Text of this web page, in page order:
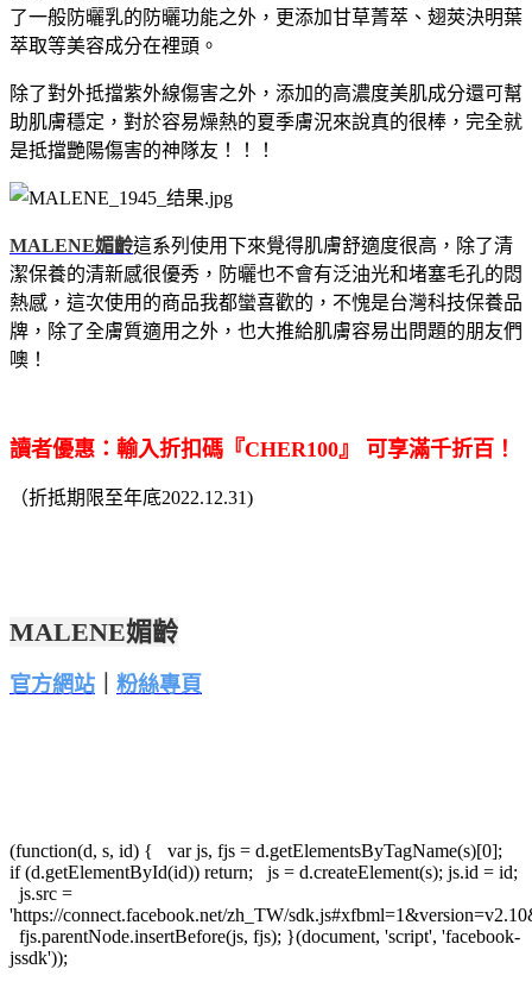
了一般防曬乳的防曬功能之外，更添加甘草菁萃、翅莢決明葉
萃取等美容成分在裡頭。
除了對外抵擋紫外線傷害之外，添加的高濃度美肌成分還可幫
助肌膚穩定，對於容易燥熱的夏季膚況來說真的很棒，完全就
是抵擋艷陽傷害的神隊友！！！
MALENE媚齡這系列使用下來覺得肌膚舒適度很高，除了清
潔保養的清新感很優秀，防曬也不會有泛油光和堵塞毛孔的悶
熱感，這次使用的商品我都蠻喜歡的，不愧是台灣科技保養品
牌，除了全膚質適用之外，也大推給肌膚容易出問題的朋友們
噢！
讀者優惠： 輸入折扣碼『CHER100』 可享滿千折百！
（折抵期限至年底2022.12.31)
MALENE媚齡
官方網站 粉絲專頁
(function(d, s, id) { var js, fjs = d.getElementsByTagName(s)[0];
if (d.getElementById(id)) return; js = d.createElement(s); js.id = id;
js.src =
'https://connect.facebook.net/zh_TW/
fjs.parentNode.insertBefore(js, fjs); }(document, 'script', 'facebook-
jssdk'));